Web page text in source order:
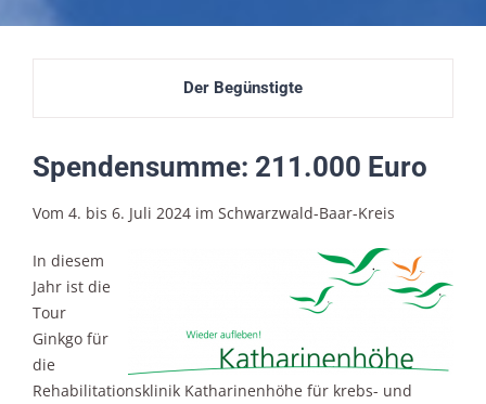
Der Begünstigte
Spendensumme: 211.000 Euro
Vom 4. bis 6. Juli 2024 im Schwarzwald-Baar-Kreis
In diesem
Jahr ist die
Tour
Ginkgo für
die
Rehabilitationsklinik Katharinenhöhe für krebs- und